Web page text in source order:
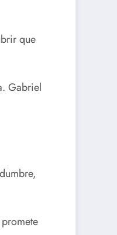
que
Gabriel